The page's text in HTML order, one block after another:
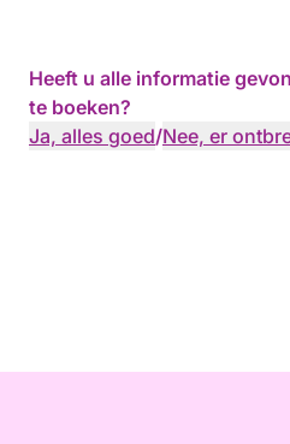
Heeft u alle informatie
te boeken?
Ja, alles goed/Nee, er